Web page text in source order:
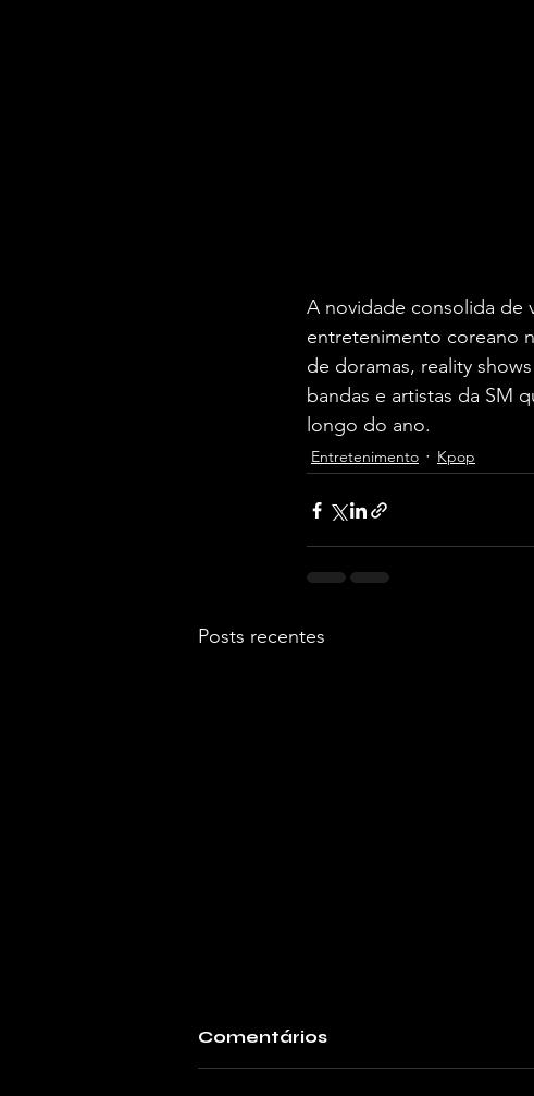
A novidade consolida de
entretenimento coreano
de doramas, reality
bandas e artistas da SM
longo do ano.
Entretenimento Kpop
Posts recentes
Comentários